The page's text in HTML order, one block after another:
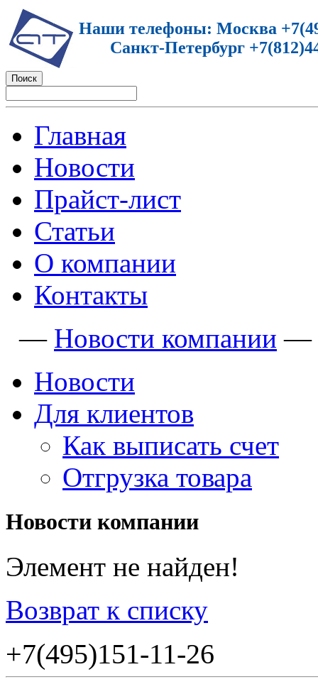
Наши телефоны: Москва
Санкт-Петербург
Главная
Новости
Прайст-лист
Статьи
О компании
Контакты
— Новости компании —
Новости
Для клиентов
Как выписать счет
Отгрузка товара
Новости компании
Элемент не найден!
Возврат к списку
+7(495)151-11-26